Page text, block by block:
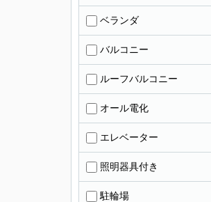
ベランダ
バルコニー
ルーフバルコニー
オール電化
エレベーター
照明器具付き
駐輪場